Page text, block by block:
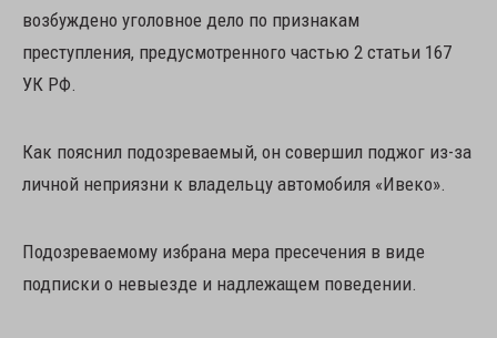
возбуждено уголовное дело по признакам
преступления, предусмотренного частью 2 статьи 167
УК РФ.
Как пояснил подозреваемый, он совершил поджог из-за
личной неприязни к владельцу автомобиля «Ивеко».
Подозреваемому избрана мера пресечения в виде
подписки о невыезде и надлежащем поведении.